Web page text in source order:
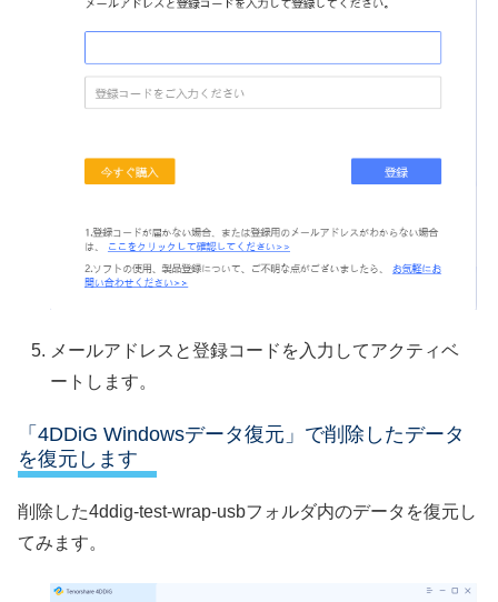
メールアドレスと登録コードを入力してアクティベ
ートします。
「4DDiG Windowsデータ復元」で削除したデータ
を復元します
削除した4ddig-test-wrap-usbフォルダ内のデータを復元し
てみます。